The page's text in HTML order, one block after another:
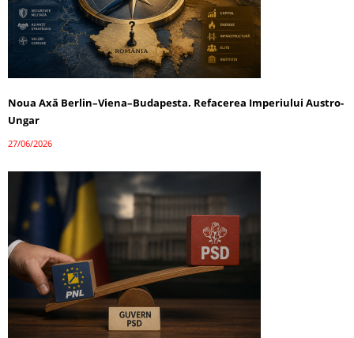
Noua Axă Berlin–Viena–Budapesta. Refacerea Imperiului Austro-
Ungar
27/06/2026